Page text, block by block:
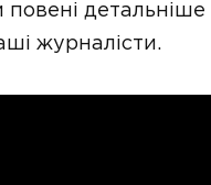
повені детальніше
журналісти.